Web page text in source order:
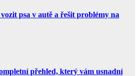
psa v autě a řešit problémy na
přehled, který vám usnadní